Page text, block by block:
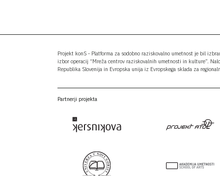
Projekt konS - Platforma za sodobno raziskovalno umetnost je bil
izbor operacij “Mreža centrov raziskovalnih umetnosti in kulture”.
Republika Slovenija in Evropska unija iz Evropskega sklada za
Partnerji projekta